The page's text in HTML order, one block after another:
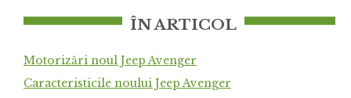
ÎN ARTICOL
Motorizări noul Jeep Avenger
Caracteristicile noului Jeep Avenger